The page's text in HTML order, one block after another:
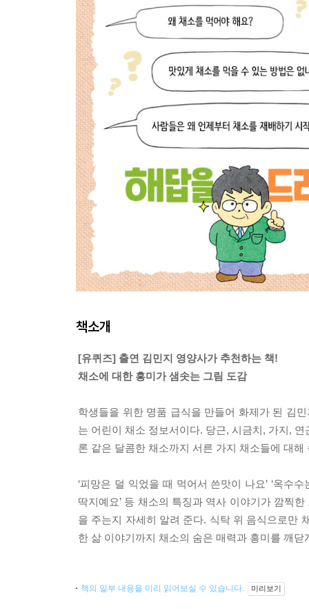
책소개
[유퀴즈] 출연 김민지 영양사가 추천하는 책!
채소에 대한 흥미가 샘솟는 그림 도감
학생들을 위한 명품 급식을 만들어 화제가 된 김
는 어린이 채소 정보서이다. 당근, 시금치, 가지,
론 같은 달콤한 채소까지 서른 가지 채소들에 대해
‘피망은 덜 익었을 때 먹어서 쓴맛이 나요’ ‘옥수
딱지예요’ 등 채소의 특징과 역사 이야기가 깜찍
을 주는지 자세히 알려 준다. 식탁 위 음식으로만
한 삶 이야기까지 채소의 숨은 매력과 흥미를 깨닫
책의 일부 내용을 미리 읽어보실 수 있습니다. 미리보기